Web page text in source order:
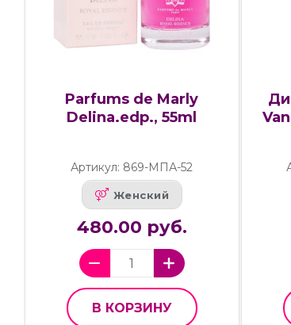
Parfums de Marly
Delina.edp., 55ml
Артикул: 869-МПА-52
Женский
480.00 руб.
В КОРЗИНУ